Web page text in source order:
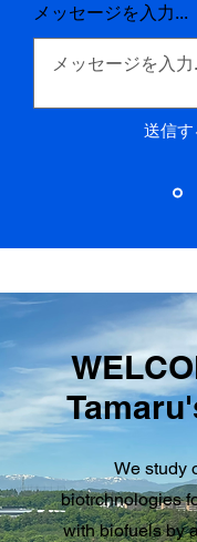
メッセージを入力...
送信す
We study
biotrchnologies
with biofuels by